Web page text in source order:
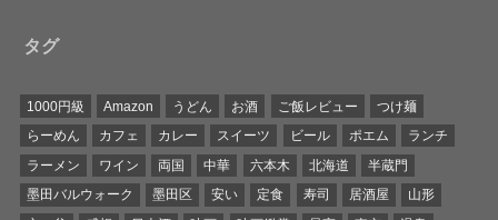
タグ
1000円級 Amazon うどん お酒 ご飯レビュー
つけ麺
らーめん
カフェ カレー スイーツ ビール ポエム
ランチ
ラーメン
ワイン 両国 中華 六本木 北海道
半蔵門
墨田バルウォーク
墨田区 安い 定食 寿司 居酒屋
山形